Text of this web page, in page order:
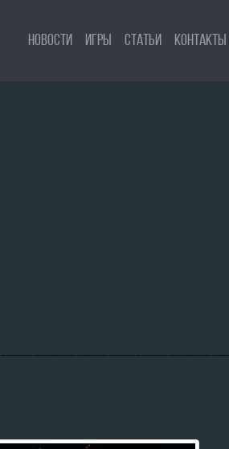
Новости Игры Статьи Контакты